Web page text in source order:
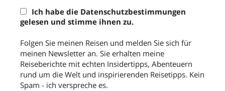
Ich habe die Datenschutzbestimmungen
gelesen und stimme ihnen zu.
Folgen Sie meinen Reisen und melden Sie sich für
meinen Newsletter an. Sie erhalten meine
Reiseberichte mit echten Insidertipps, Abenteuern
rund um die Welt und inspirierenden Reisetipps. Kein
Spam - ich verspreche es.